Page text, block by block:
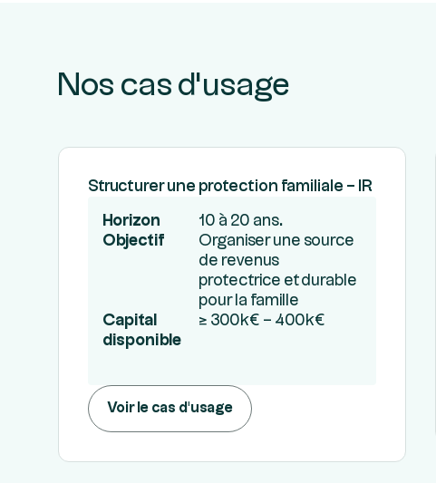
Nos cas d'usage
Structurer une protection familiale – IR
Horizon
10 à 20 ans.
Objectif
Organiser une source
de revenus
protectrice et durable
pour la famille
Capital
disponible
≥ 300k€ – 400k€
Voir le cas d'usage